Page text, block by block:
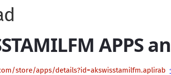
APPS
store/apps/details?id=akswisstamilfm.aplirab